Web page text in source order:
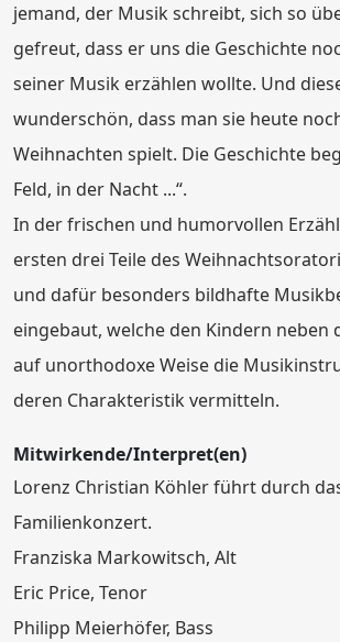
jemand, der Musik schreibt, sich so
gefreut, dass er uns die Geschichte
seiner Musik erzählen wollte. Und
wunderschön, dass man sie heute
Weihnachten spielt. Die Geschichte
Feld, in der Nacht ...“.
In der frischen und humorvollen
ersten drei Teile des
und dafür besonders bildhafte
eingebaut, welche den Kindern neben
auf unorthodoxe Weise die
deren Charakteristik vermitteln.
Mitwirkende/Interpret(en)
Lorenz Christian Köhler führt durch
Familienkonzert.
Franziska Markowitsch, Alt
Eric Price, Tenor
Philipp Meierhöfer, Bass